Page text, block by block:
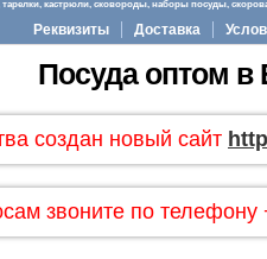
кастрюли, сковороды, наборы посуды,
Реквизиты Доставка
Посуда оптом в
создан новый сайт
звоните по